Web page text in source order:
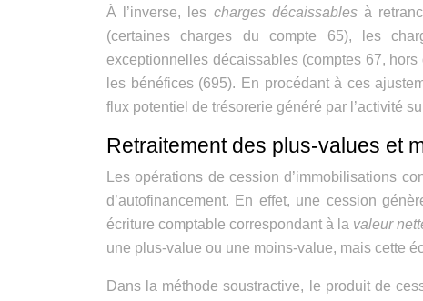
À l’inverse, les charges décaissablesà
(certaines charges du compte 65), les
exceptionnelles décaissables (comptes 67,
les bénéfices (695). En procédant à ces
flux potentiel de trésorerie généré par l’activité
Retraitement des plus-values et
Les opérations de cession d’immobilisations
d’autofinancement. En effet, une cession
écriture comptable correspondant à la valeur
une plus-value ou une moins-value, mais cette
Dans la méthode soustractive, le produit de